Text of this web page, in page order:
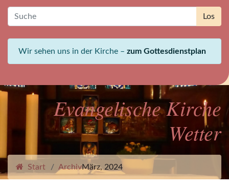
Wir sehen uns in der Kirche – zum Gottesdienstplan
Evangelische Kirche
Wetter
Start ArchivMärz, 2024